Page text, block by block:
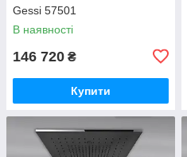
Gessi 57501
В наявності
146 720 ₴
Купити